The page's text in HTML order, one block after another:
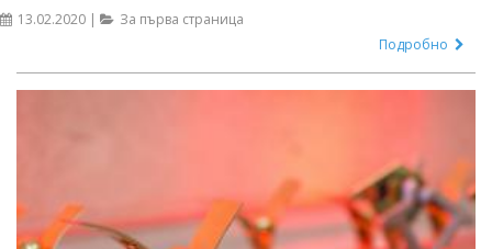
13.02.2020 |
За първа страница
Подробно